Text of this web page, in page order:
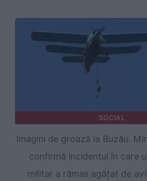
SOCIAL
Imagini de groază la Buzău.
confirmă incidentul în care
militar a rămas agățat de